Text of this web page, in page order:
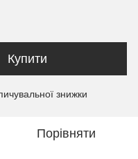
Купити
знижки
Порівняти